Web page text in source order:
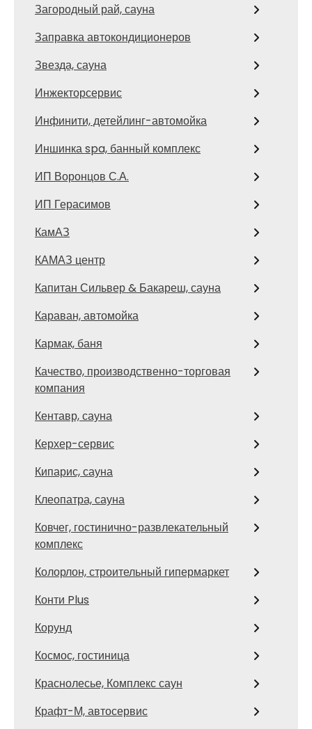
Загородный рай, сауна
Заправка автокондиционеров
Звезда, сауна
Инжекторсервис
Инфинити, детейлинг-автомойка
Иншинка spa, банный комплекс
ИП Воронцов С.А.
ИП Герасимов
КамАЗ
КАМАЗ центр
Капитан Сильвер & Бакареш, сауна
Караван, автомойка
Кармак, баня
Качество, производственно-торговая
компания
Кентавр, сауна
Керхер-сервис
Кипарис, сауна
Клеопатра, сауна
Ковчег, гостинично-развлекательный
комплекс
Колорлон, строительный гипермаркет
Конти Plus
Корунд
Космос, гостиница
Краснолесье, Комплекс саун
Крафт-М, автосервис